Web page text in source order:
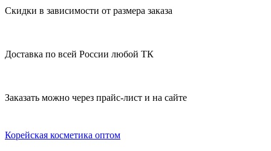
Скидки в зависимости от размера заказа
Доставка по всей России любой ТК
Заказать можно через прайс-лист и на сайте
Корейская косметика оптом